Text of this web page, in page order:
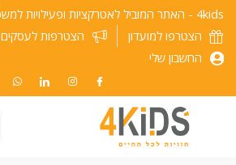
דילוג
לתוכן
4kids - האתר המוביל לאטרקציות ופעילויות למשפחה
הצטרפו למועדון
הצטרפות לעסקים
החשבון שלי